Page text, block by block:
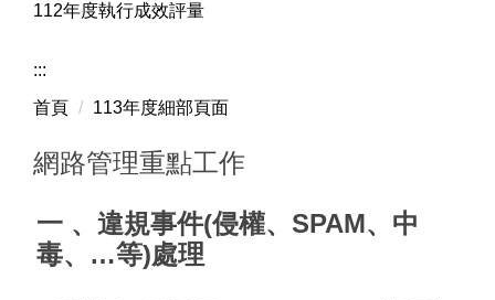
112年度執行成效評量
:::
首頁
113年度細部頁面
網路管理重點工作
一 、 違規事件(侵權、SPAM、中
毒、…等)處理